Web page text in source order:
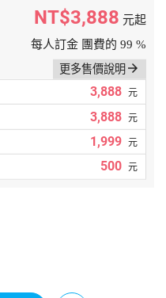
NT$3,888 元起
每人訂金 團費的 99 %
更多售價說明 arrow_forward
3,888 元
3,888 元
1,999 元
500 元